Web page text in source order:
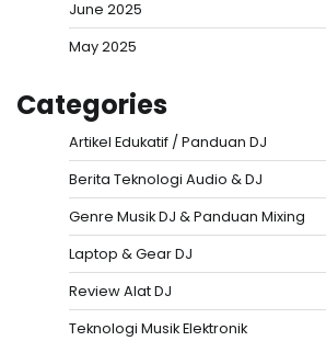
June 2025
May 2025
Categories
Artikel Edukatif / Panduan DJ
Berita Teknologi Audio & DJ
Genre Musik DJ & Panduan Mixing
Laptop & Gear DJ
Review Alat DJ
Teknologi Musik Elektronik